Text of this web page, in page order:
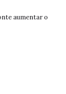
aumentar o